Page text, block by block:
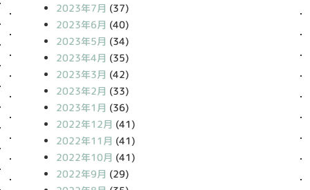
2023年7月 (37)
2023年6月 (40)
2023年5月 (34)
2023年4月 (35)
2023年3月 (42)
2023年2月 (33)
2023年1月 (36)
2022年12月 (41)
2022年11月 (41)
2022年10月 (41)
2022年9月 (29)